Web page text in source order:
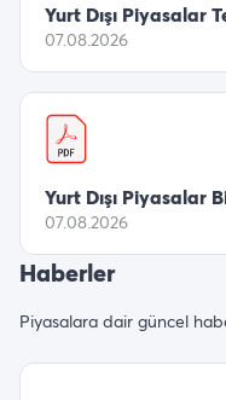
Yurt Dışı Piyasalar
07.08.2026
Yurt Dışı Piyasalar
07.08.2026
Haberler
Piyasalara dair güncel